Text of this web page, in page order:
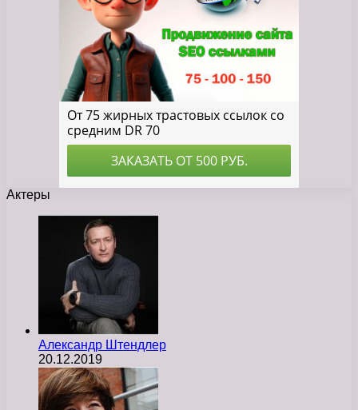
Актеры
Александр Штендлер
20.12.2019